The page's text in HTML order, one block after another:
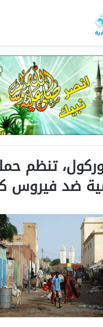
تنظم
ضد فيروس